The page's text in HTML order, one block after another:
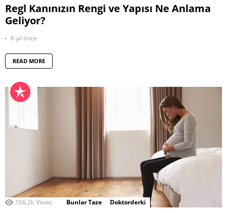
Regl Kanınızın Rengi ve Yapısı Ne Anlama
Geliyor?
6 yıl önce
READ MORE
166.2k Views Bunlar Taze Doktorderki